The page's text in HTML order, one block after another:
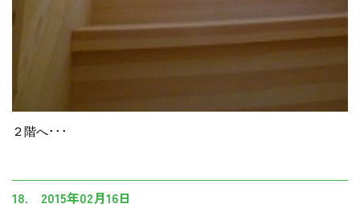
２階へ･･･
18. 2015年02月16日